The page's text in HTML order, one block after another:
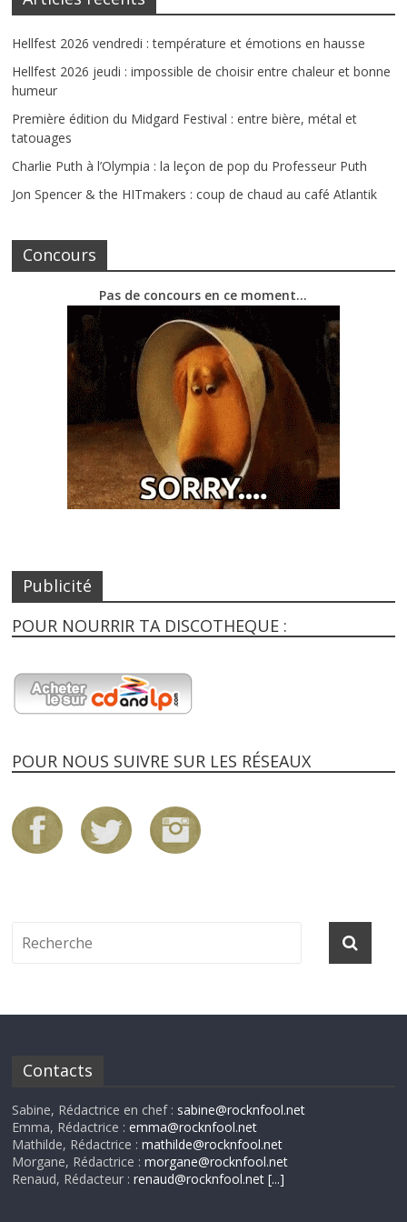
Hellfest 2026 vendredi : température et émotions en hausse
Hellfest 2026 jeudi : impossible de choisir entre chaleur et bonne
humeur
Première édition du Midgard Festival : entre bière, métal et
tatouages
Charlie Puth à l’Olympia : la leçon de pop du Professeur Puth
Jon Spencer & the HITmakers : coup de chaud au café Atlantik
Concours
Pas de concours en ce moment…
Publicité
POUR NOURRIR TA DISCOTHEQUE :
POUR NOUS SUIVRE SUR LES RÉSEAUX
Contacts
Sabine, Rédactrice en chef : sabine@rocknfool.net
Emma, Rédactrice :emma@rocknfool.net
Mathilde, Rédactrice :mathilde@rocknfool.net
Morgane, Rédactrice :morgane@rocknfool.net
Renaud, Rédacteur :renaud@rocknfool.net [...]